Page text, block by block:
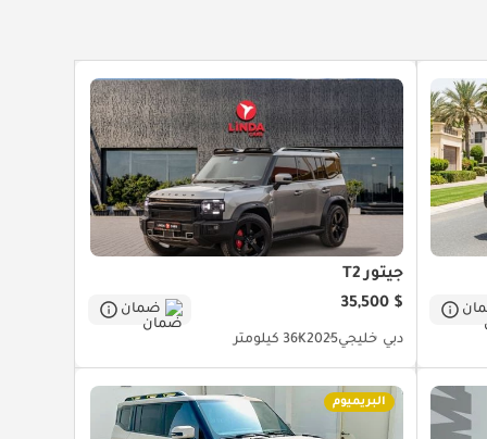
جيتور T2
$ 35,500
ضمان
دبي خليجي202536K كيلومتر
البريميوم